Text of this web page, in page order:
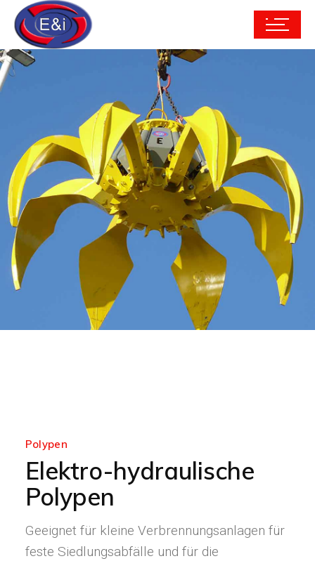
Polypen
Elektro-hydraulische
Polypen
Geeignet für kleine Verbrennungsanlagen für
feste Siedlungsabfälle und für die